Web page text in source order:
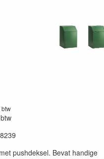
btw
pushdeksel. Bevat handige